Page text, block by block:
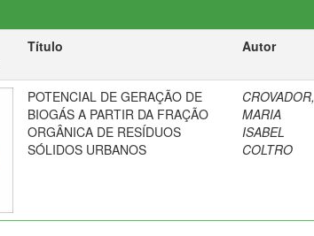
Título Autor
POTENCIAL DE GERAÇÃO DE
BIOGÁS A PARTIR DA FRAÇÃO
ORGÂNICA DE RESÍDUOS
SÓLIDOS URBANOS
CROVADOR,
MARIA
ISABEL
COLTRO